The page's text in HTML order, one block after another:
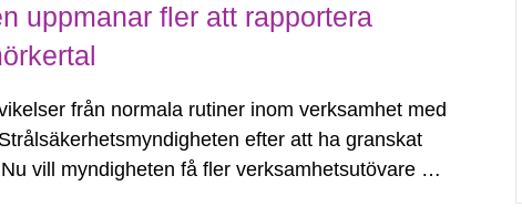
uppmanar fler att rapportera
från normala rutiner inom verksamhet med
efter att ha granskat
vill myndigheten få fler verksamhetsutövare att